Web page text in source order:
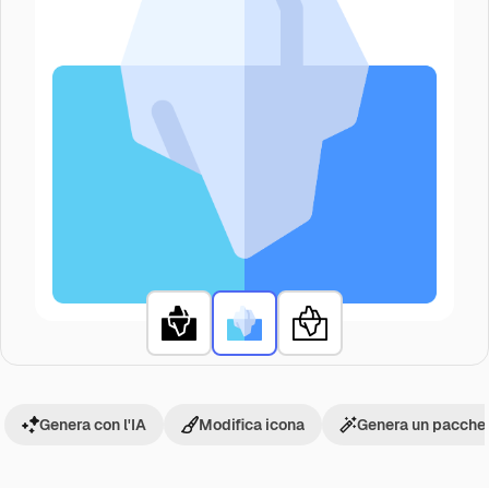
Genera con l'IA Modifica icona Genera un